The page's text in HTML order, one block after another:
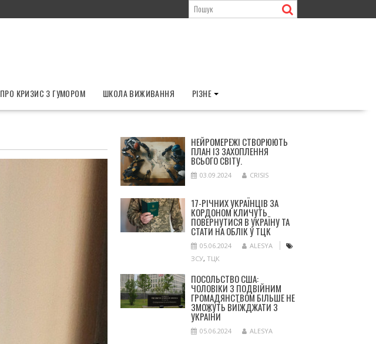
ПРО КРИЗИС З ГУМОРОМ ШКОЛА ВИЖИВАННЯ РІЗНЕ
НЕЙРОМЕРЕЖІ СТВОРЮЮТЬ
ПЛАН ІЗ ЗАХОПЛЕННЯ
ВСЬОГО СВІТУ.
03.09.2024 CRISIS
17-РІЧНИХ УКРАЇНЦІВ ЗА
КОРДОНОМ КЛИЧУТЬ
ПОВЕРНУТИСЯ В УКРАЇНУ ТА
СТАТИ НА ОБЛІК У ТЦК
05.06.2024
ALESYA
ЗСУ, ТЦК
ПОСОЛЬСТВО США:
ЧОЛОВІКИ З ПОДВІЙНИМ
ГРОМАДЯНСТВОМ БІЛЬШЕ НЕ
ЗМОЖУТЬ ВИЇЖДЖАТИ З
УКРАЇНИ
05.06.2024 ALESYA